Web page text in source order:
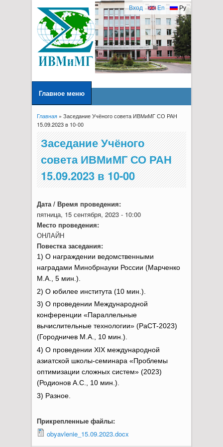
Ру
En
Вход
Главное меню
Вы здесь
Главная» Заседание Учёного совета ИВМиМГ СО РАН
15.09.2023 в 10-00
Заседание Учёного
совета ИВМиМГ СО РАН
15.09.2023 в 10-00
Дата / Время проведения:
пятница, 15 сентября, 2023 - 10:00
Место проведения:
ОНЛАЙН
Повестка заседания:
1) О награждении ведомственными
наградами Минобрнауки России (Марченко
М.А., 5 мин.).
2) О юбилее института (10 мин.).
3) О проведении Международной
конференции «Параллельные
вычислительные технологии» (PaCT-2023)
(Городничев М.А., 10 мин.).
4) О проведении XIX международной
азиатской школы-семинара «Проблемы
оптимизации сложных систем» (2023)
(Родионов А.С., 10 мин.).
3) Разное.
Прикрепленные файлы:
obyavlenie_15.09.2023.docx